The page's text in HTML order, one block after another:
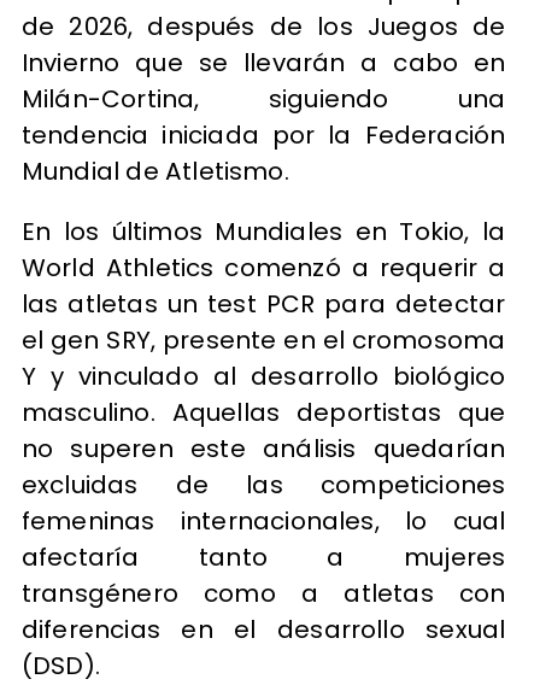
de 2026, después de los Juegos de
Invierno que se llevarán a cabo en
Milán-Cortina, siguiendo una
tendencia iniciada por la Federación
Mundial de Atletismo.
En los últimos Mundiales en Tokio, la
World Athletics comenzó a requerir a
las atletas un test PCR para detectar
el gen SRY, presente en el cromosoma
Y y vinculado al desarrollo biológico
masculino. Aquellas deportistas que
no superen este análisis quedarían
excluidas de las competiciones
femeninas internacionales, lo cual
afectaría tanto a mujeres
transgénero como a atletas con
diferencias en el desarrollo sexual
(DSD).